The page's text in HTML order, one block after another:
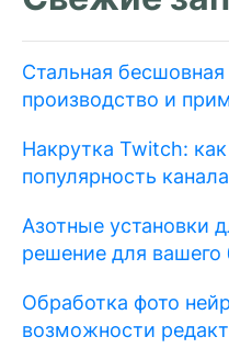
Стальная
производство и
Накрутка Twitch:
популярность канала
Азотные установки
решение для вашего
Обработка фото
возможности